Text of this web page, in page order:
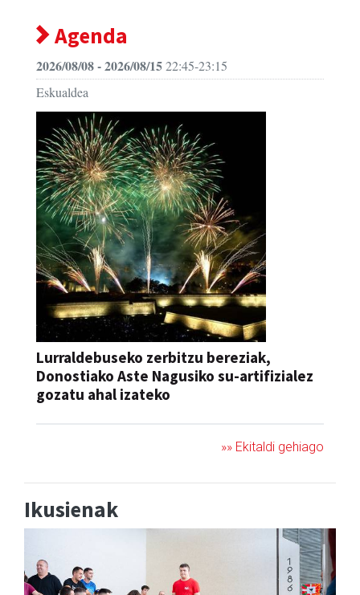
Agenda
2026/08/08 - 2026/08/1522:45-23:15
Eskualdea
Lurraldebuseko zerbitzu bereziak,
Donostiako Aste Nagusiko su-artifizialez
gozatu ahal izateko
»» Ekitaldi gehiago
Ikusienak